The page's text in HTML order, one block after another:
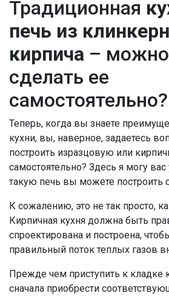
Традиционная
печь из
кирпича –
сделать ее
самостоятельно?
Теперь, когда вы знаете
кухни, вы, наверное, задаетесь
построить изразцовую или
самостоятельно? Здесь я могу
такую ​​печь вы можете построить
К сожалению, это не так просто,
Кирпичная кухня должна быть
спроектирована и построена,
правильный поток теплых газов
Прежде чем приступить к кладке
сначала приобрести